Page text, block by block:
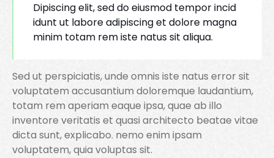
Dipiscing elit, sed do eiusmod tempor incid
idunt ut labore adipiscing et dolore magna
minim totam rem iste natus sit aliqua.
Sed ut perspiciatis, unde omnis iste natus error sit
voluptatem accusantium doloremque laudantium,
totam rem aperiam eaque ipsa, quae ab illo
inventore veritatis et quasi architecto beatae vitae
dicta sunt, explicabo. nemo enim ipsam
voluptatem, quia voluptas sit.